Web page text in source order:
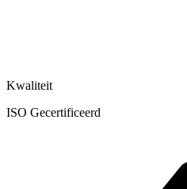
Kwaliteit
ISO Gecertificeerd